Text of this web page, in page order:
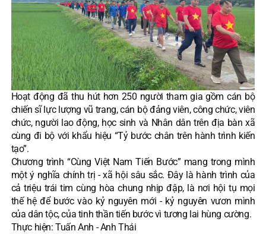
Hoạt động đã thu hút hơn 250 người tham gia gồm cán bộ
chiến sĩ lực lượng vũ trang, cán bộ đảng viên, công chức, viên
chức, người lao động, học sinh và Nhân dân trên địa bàn xã
cùng đi bộ với khẩu hiệu “Tỷ bước chân trên hành trình kiến
tạo”.
Chương trình “Cùng Việt Nam Tiến Bước” mang trong mình
một ý nghĩa chính trị - xã hội sâu sắc. Đây là hành trình của
cả triệu trái tim cùng hòa chung nhịp đập, là nơi hội tụ mọi
thế hệ để bước vào kỷ nguyên mới - kỷ nguyên vươn mình
của dân tộc, của tinh thần tiến bước vì tương lai hùng cường.
Thực hiện: Tuấn Anh - Anh Thái